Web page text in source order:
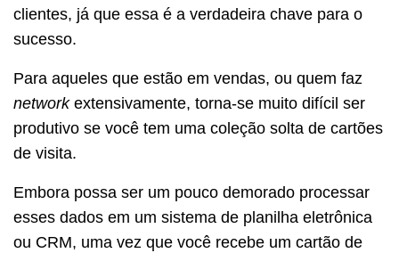
clientes, já que essa é a verdadeira chave para o
sucesso.
Para aqueles que estão em vendas, ou quem faz
networkextensivamente, torna-se muito difícil ser
produtivo se você tem uma coleção solta de cartões
de visita.
Embora possa ser um pouco demorado processar
esses dados em um sistema de planilha eletrônica
ou CRM, uma vez que você recebe um cartão de